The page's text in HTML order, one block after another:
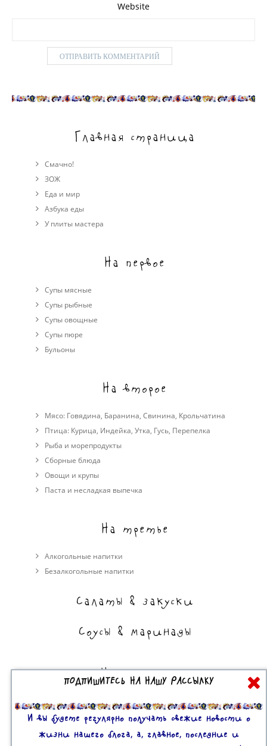
Website
Главная страница
Смачно!
ЗОЖ
Еда и мир
Азбука еды
У плиты мастера
На первое
Супы мясные
Супы рыбные
Супы овощные
Cупы пюре
Бульоны
На второе
Мясо: Говядина, Баранина, Свинина, Крольчатина
Птица: Курица, Индейка, Утка, Гусь, Перепелка
Рыба и морепродукты
Сборные блюда
Овощи и крупы
Паста и несладкая выпечка
На третье
Алкогольные напитки
Безалкогольные напитки
Салаты & закуски
Соусы & маринады
На сладкое
Торты, пирожные, выпечка
Десерты
ПОДПИШИТЕСЬ НА НАШУ РАССЫЛКУ
И вы будете регулярно получать свежие новости о
жизни нашего блога, а, главное, последние и